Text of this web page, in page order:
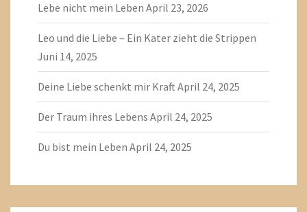
Lebe nicht mein Leben April 23, 2026
Leo und die Liebe – Ein Kater zieht die Strippen
Juni 14, 2025
Deine Liebe schenkt mir KraftApril 24, 2025
Der Traum ihres Lebens April 24, 2025
Du bist mein Leben April 24, 2025